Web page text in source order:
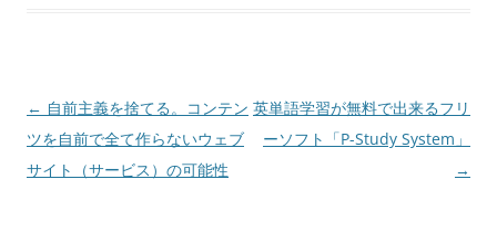
投
稿
ナ
← 自前主義を捨てる。コンテン
ツを自前で全て作らないウェブ
サイト（サービス）の可能性
英単語学習が無料で出来るフリ
ーソフト「P-Study System」
→